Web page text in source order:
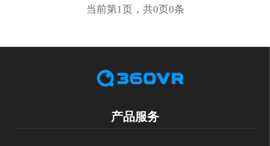
当前第1页，共0页0条
产品服务